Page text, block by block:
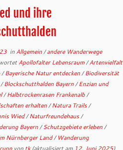
[…]
und ihre
in Allgemein/andere Wanderwege
Apollofalter Lebensraum/Artenvielfalt
/Bayerische Natur entdecken/Biodiversität
/Blockschutthalden Bayern/Enzian und
/Halbtrockenrasen Frankenalb/
erhalten/Natura Trails/
Wied/Naturfreundehaus/
Bayern/Schutzgebiete erleben/
Nürnberger Land/ Wanderung
von tk(aktualisiert am 12. Juni 2025)